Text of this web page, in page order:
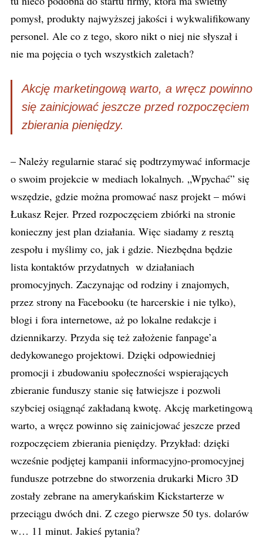
pomysł, produkty najwyższej jakości i wykwalifikowany
personel. Ale co z tego, skoro nikt o niej nie słyszał i
nie ma pojęcia o tych wszystkich zaletach?
Akcję marketingową warto, a wręcz powinno
się zainicjować jeszcze przed rozpoczęciem
zbierania pieniędzy.
– Należy regularnie starać się podtrzymywać informacje
o swoim projekcie w mediach lokalnych. „Wpychać” się
wszędzie, gdzie można promować nasz projekt – mówi
Łukasz Rejer. Przed rozpoczęciem zbiórki na stronie
konieczny jest plan działania. Więc siadamy z resztą
zespołu i myślimy co, jak i gdzie. Niezbędna będzie
lista kontaktów przydatnych w działaniach
promocyjnych. Zaczynając od rodziny i znajomych,
przez strony na Facebooku (te harcerskie i nie tylko),
blogi i fora internetowe, aż po lokalne redakcje i
dziennikarzy. Przyda się też założenie fanpage’a
dedykowanego projektowi. Dzięki odpowiedniej
promocji i zbudowaniu społeczności wspierających
zbieranie funduszy stanie się łatwiejsze i pozwoli
szybciej osiągnąć zakładaną kwotę. Akcję marketingową
warto, a wręcz powinno się zainicjować jeszcze przed
rozpoczęciem zbierania pieniędzy. Przykład: dzięki
wcześnie podjętej kampanii informacyjno-promocyjnej
fundusze potrzebne do stworzenia drukarki Micro 3D
zostały zebrane na amerykańskim Kickstarterze w
przeciągu dwóch dni. Z czego pierwsze 50 tys. dolarów
w… 11 minut. Jakieś pytania?